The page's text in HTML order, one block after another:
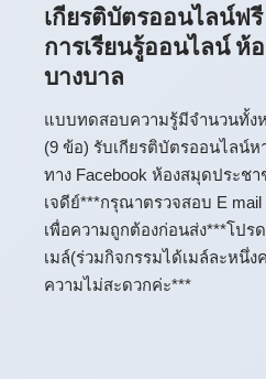
เกียรติบัตรออนไลน์ฟ
การเรียนรู้ออนไลน์ ห้
บางบาล
แบบทดสอบความรู้มีจำนวนทั้ง
(9 ข้อ) รับเกียรติบัตรออนไลน์
ทาง Facebook ห้องสมุดประช
เจดีย์***กรุณาตรวจสอบ E
เพื่อความถูกต้องก่อนส่ง***โป
เมล์(ร่วมกิจกรรมได้เมล์ละหนึ่ง
ความไม่สะดวกค่ะ***